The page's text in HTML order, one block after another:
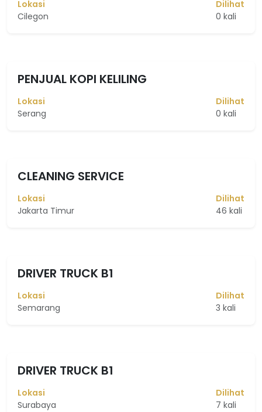
Lokasi
Cilegon
Dilihat
0 kali
PENJUAL KOPI KELILING
Lokasi
Serang
Dilihat
0 kali
CLEANING SERVICE
Lokasi
Jakarta Timur
Dilihat
46 kali
DRIVER TRUCK B1
Lokasi
Semarang
Dilihat
3 kali
DRIVER TRUCK B1
Lokasi
Surabaya
Dilihat
7 kali